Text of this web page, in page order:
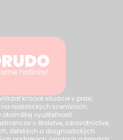
krízové situácie v praxi.
realistických scenároch,
využiteľnosti.
v školstve, zdravotníctve,
detských a diagnostických